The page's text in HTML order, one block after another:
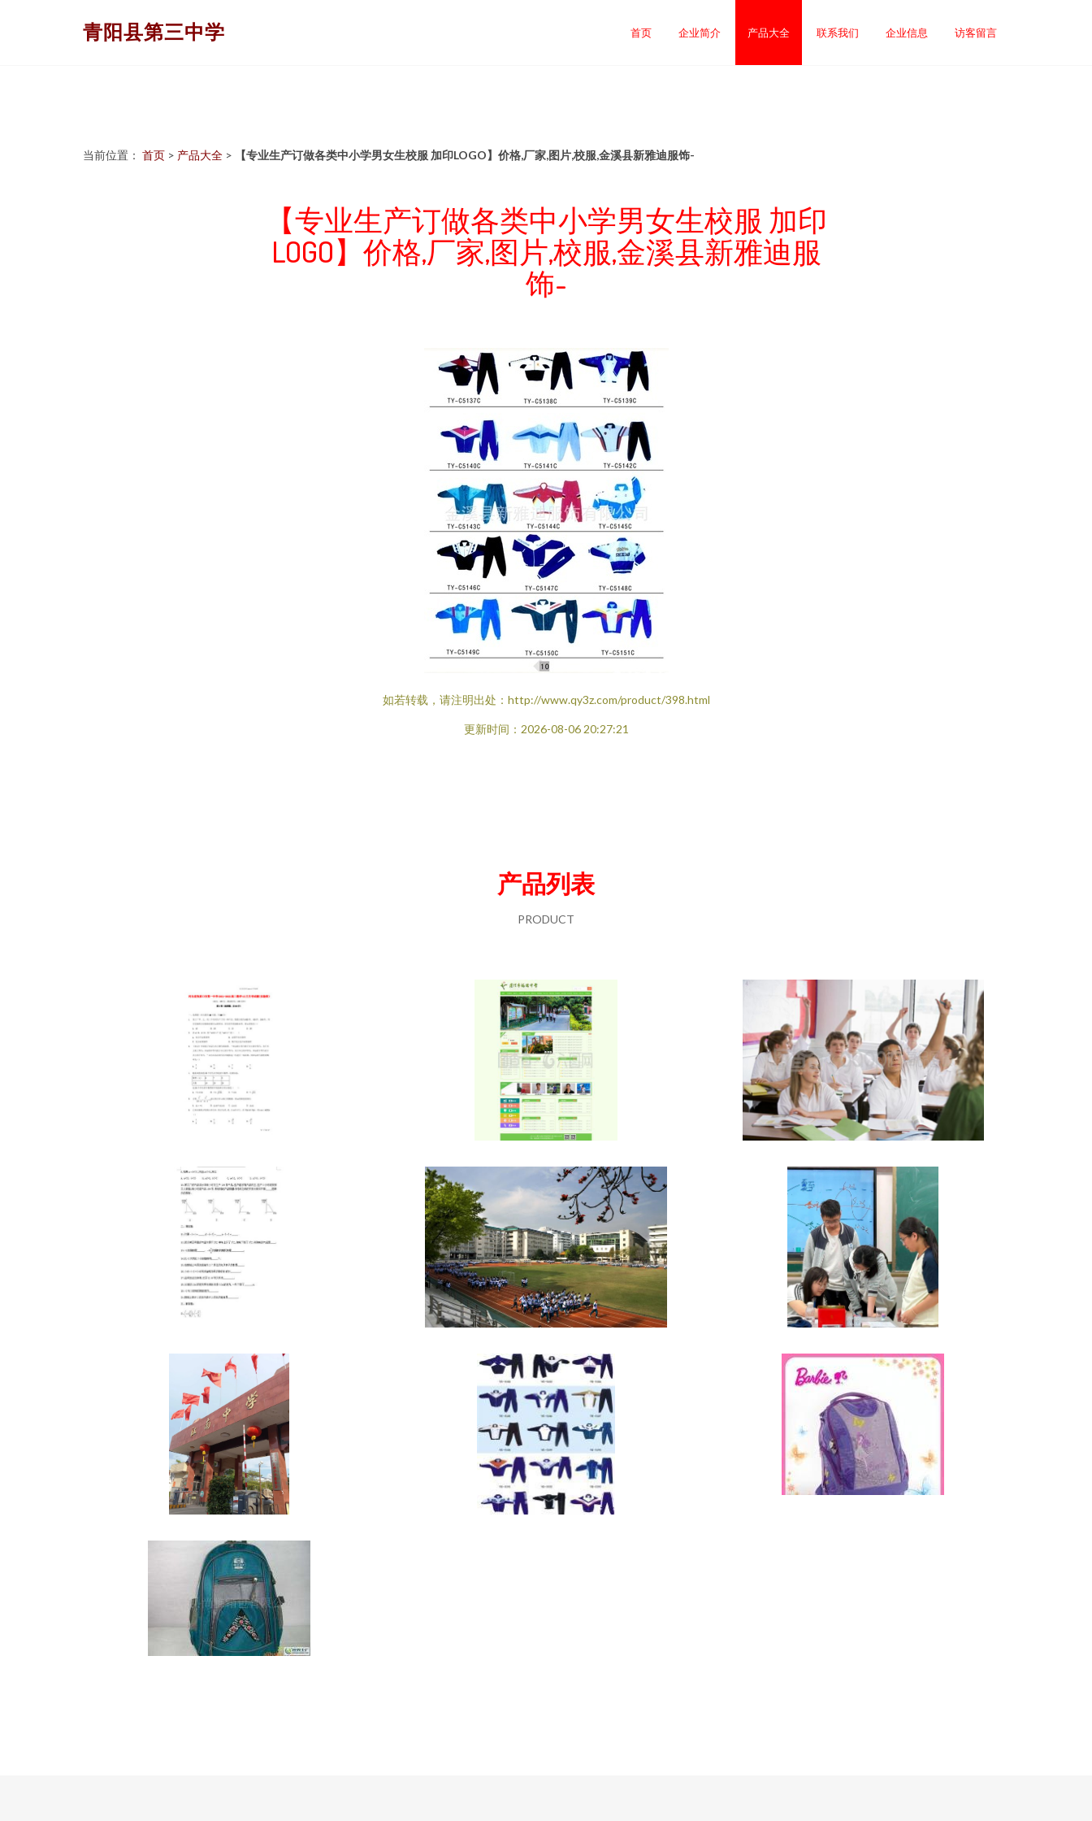
青阳县第三中学 首页 企业简介 产品大全 联系我们 企业信息 访客留言
当前位置： 首页 > 产品大全 > 【专业生产订做各类中小学男女生校服 加印LOGO】价格,厂家,图片,校服,金溪县新雅迪服饰-
【专业生产订做各类中小学男女生校服 加印
LOGO】价格,厂家,图片,校服,金溪县新雅迪服
饰-
如若转载，请注明出处：http://www.qy3z.com/product/398.html
更新时间：2026-08-06 20:27:21
产品列表
PRODUCT